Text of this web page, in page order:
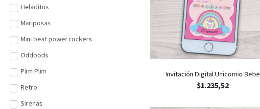
Heladitos
Mariposas
Mini beat power rockers
Oddbods
Plim Plim
Retro
Sirenas
Invitación Digital Unicornio Bebe
$1.235,52